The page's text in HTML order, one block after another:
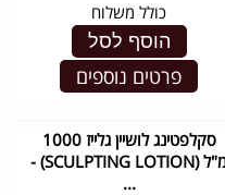
כולל משלוח
הוסף לסל
פרטים נוספים
סקלפטינג לושיין גלייז 1000
מ"ל (SCULPTING LOTION) -
...